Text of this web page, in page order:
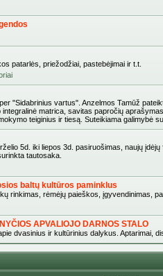
patarlės, priežodžiai, pastebėjimai ir t.t.
"Sidabrinius vartus". Anzelmos Tamūž
matrica, savitas papročių
teiginius ir tiesą. Suteikiama galimybė
5d. iki liepos 3d. pasiruošimas, naujų
tautosaka.
baltų kultūros paminklus
rinkimas, rėmėjų paieškos, įgyvendinimas,
APVALIOJO DARNOS STALO
dvasinius ir kultūrinius dalykus. Aptarimai,